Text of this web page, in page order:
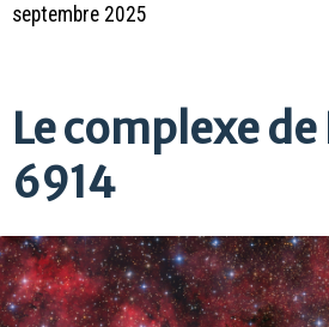
septembre 2025
Le complexe de
6914